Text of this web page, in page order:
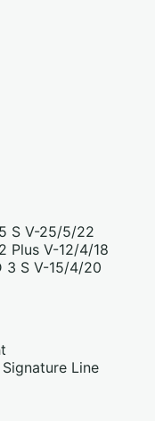
S V-25/5/22
Plus V-12/4/18
3 S V-15/4/20
Line